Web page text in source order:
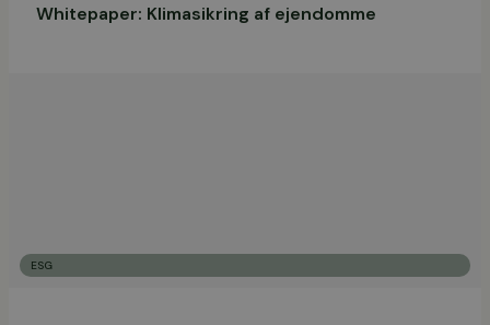
Whitepaper: Klimasikring af ejendomme
ESG